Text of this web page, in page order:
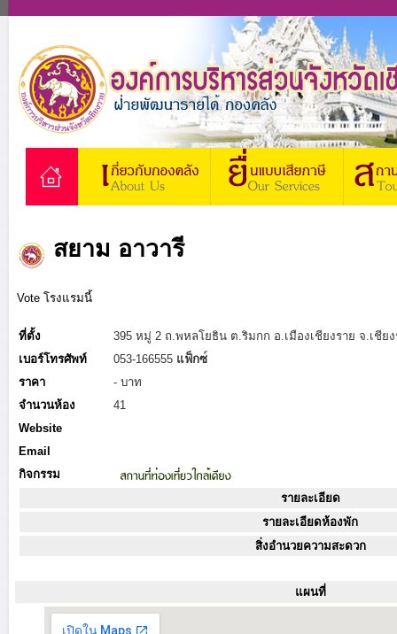
สยาม อาวารี
Vote โรงแรมนี้
ที่ตั้ง
395 หมู่ 2 ถ.พหลโยธิน ต.ริมกก อ.เมืองเชียงราย จ.เชีย
เบอร์โทรศัพท์
053-166555 แฟ็กซ
ราคา
- บาท
จำนวนห้อง
41
Website
Email
กิจกรรม
รายละเอียด
รายละเอียดห้องพัก
สิ่งอำนวยความสะดวก
แผนที่